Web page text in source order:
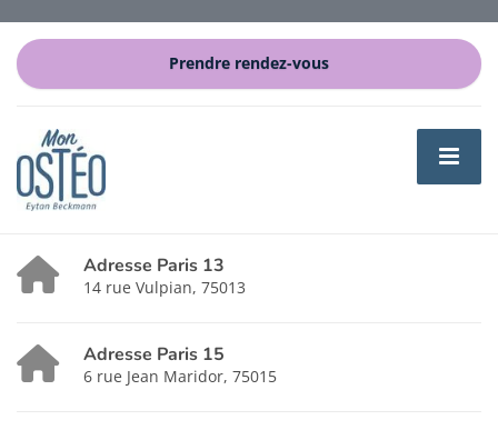
Prendre rendez-vous
Adresse Paris 13
14 rue Vulpian, 75013
Adresse Paris 15
6 rue Jean Maridor, 75015